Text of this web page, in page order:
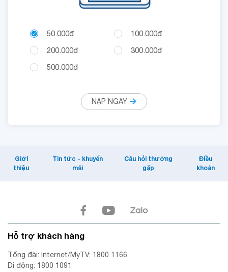
50.000đ
100.000đ
200.000đ
300.000đ
500.000đ
NẠP NGAY
Giới
thiệu
Tin tức - khuyến
mãi
Câu hỏi thường
gặp
Điều
khoản
Hỗ trợ khách hàng
Tổng đài: Internet/MyTV: 1800 1166.
Di động: 1800 1091